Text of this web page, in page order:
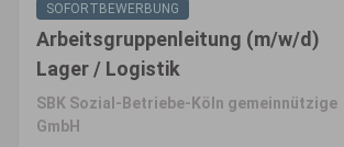
SOFORTBEWERBUNG
Arbeitsgruppenleitung (m/w/d)
Lager / Logistik
SBK Sozial-Betriebe-Köln gemeinnützige
GmbH